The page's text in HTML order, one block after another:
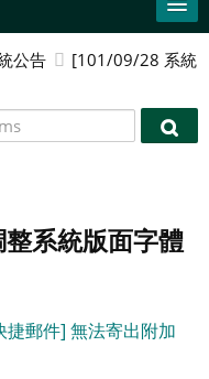
公告
[101/09/28 系統
系統版面字體
郵件] 無法寄出附加